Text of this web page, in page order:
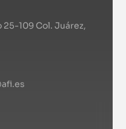
25-109 Col. Juárez,